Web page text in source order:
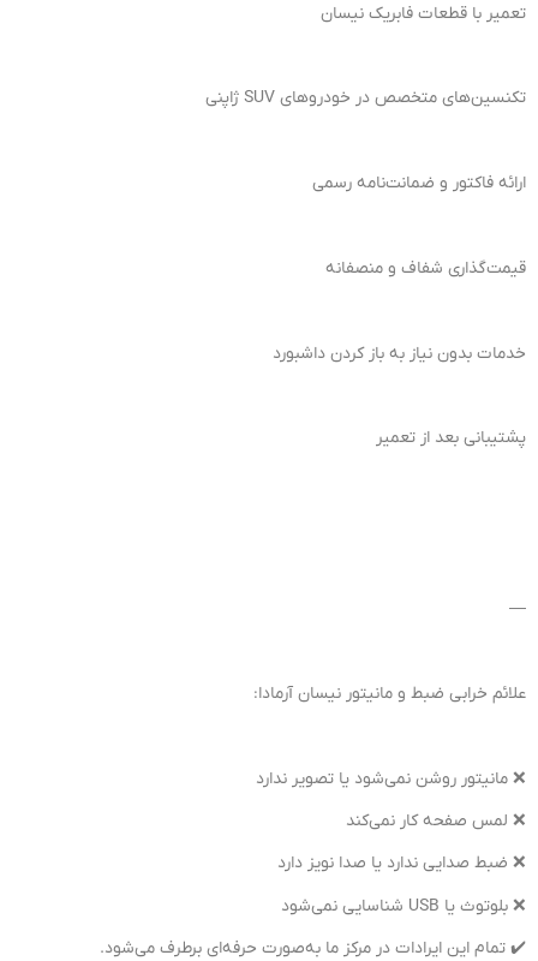
تعمیر با قطعات فابریک نیسان
تکنسین‌های متخصص در خودروهای SUV ژاپنی
ارائه فاکتور و ضمانت‌نامه رسمی
قیمت‌گذاری شفاف و منصفانه
خدمات بدون نیاز به باز کردن داشبورد
پشتیبانی بعد از تعمیر
—
علائم خرابی ضبط و مانیتور نیسان آرمادا:
❌ مانیتور روشن نمی‌شود یا تصویر ندارد
❌ لمس صفحه کار نمی‌کند
❌ ضبط صدایی ندارد یا صدا نویز دارد
❌ بلوتوث یا USB شناسایی نمی‌شود
✔️ تمام این ایرادات در مرکز ما به‌صورت حرفه‌ای برطرف می‌شود.